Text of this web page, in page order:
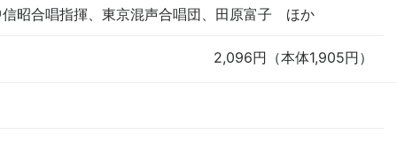
昭合唱指揮、東京混声合唱団、田原富子 ほか
2,096円（本体1,905円）